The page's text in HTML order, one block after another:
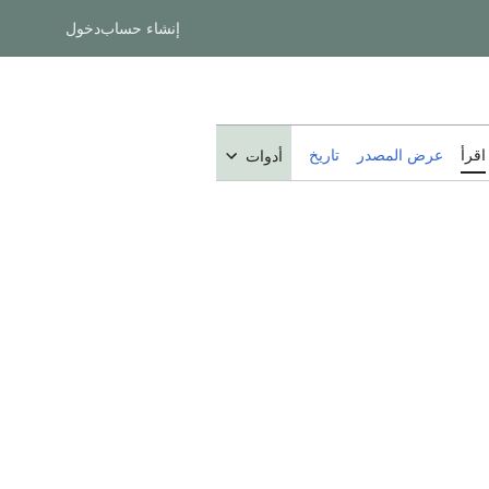
إنشاء حسابدخول
اقرأ عرض المصدر تاريخ أدوات